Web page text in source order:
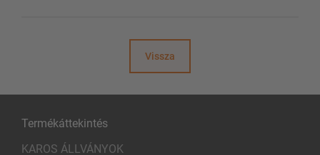
Vissza
Termékáttekintés
KAROS ÁLLVÁNYOK